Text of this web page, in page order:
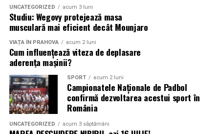
UNCATEGORIZED acum 3 luni
Studiu: Wegovy protejează masa
musculară mai eficient decât Mounjaro
VIAȚA ÎN PRAHOVA acum 2 luni
Cum influențează viteza de deplasare
aderența mașinii?
SPORT acum 2 luni
Campionatele Naționale de Padbol
confirmă dezvoltarea acestui sport în
România
UNCATEGORIZED acum 3 săptămâni